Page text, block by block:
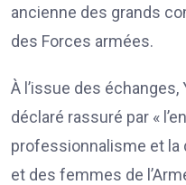
ancienne des grands
des Forces armées.
À l’issue des échanges,
déclaré rassuré par «
professionnalisme et la
et des femmes de